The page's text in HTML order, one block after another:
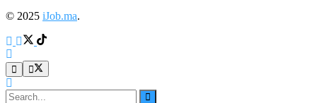
© 2025 iJob.ma.